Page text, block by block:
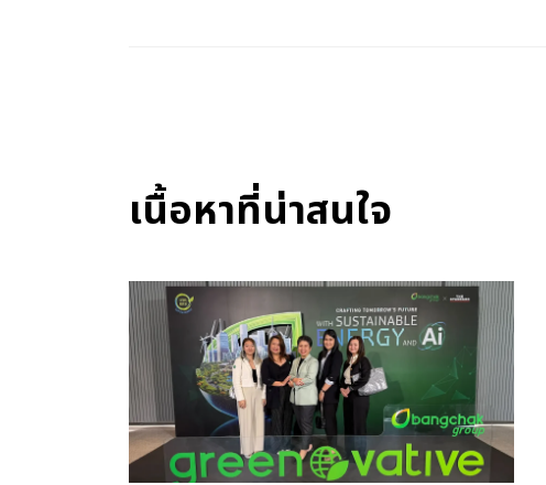
เนื้อหาที่น่าสนใจ